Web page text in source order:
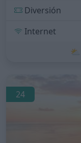
Diversión
Internet
⛅
24